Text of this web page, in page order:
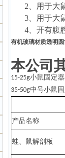
2、
用于大
3、
用于大
4、 开有腹
有机玻璃材质透明
本公司
15-25g小鼠固定器
35-50g中号小鼠
产品名称
蛙、鼠解剖板